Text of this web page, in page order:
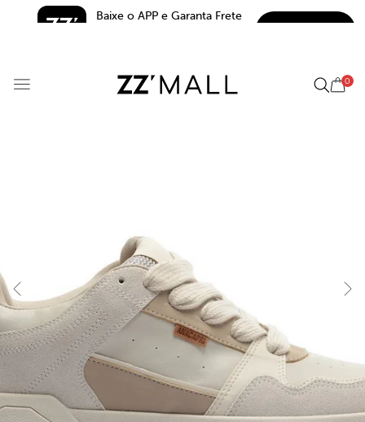
Baixe o APP e Garanta Frete
0